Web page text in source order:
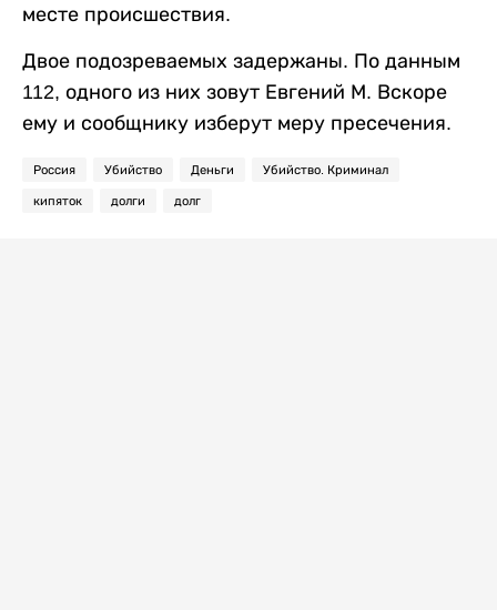
месте происшествия.
Двое подозреваемых задержаны. По данным
112, одного из них зовут Евгений М. Вскоре
ему и сообщнику изберут меру пресечения.
Россия Убийство Деньги Убийство. Криминал
кипяток долги долг